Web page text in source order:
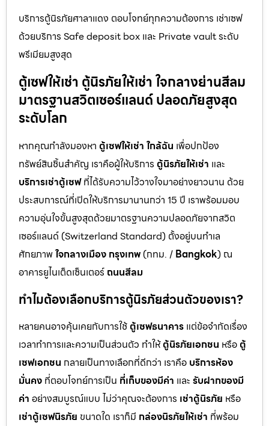
บริการตู้นิรภัยศาลาแดง ตอบโจทย์ทุกความต้องการ เช่าเซฟ
ด้วยบริการ Safe deposit box และ Private vault ระดับ
พรีเมียมสูงสุด
ตู้เซฟให้เช่า ตู้นิรภัยให้เช่า ใจกลางย่านสีลม
มาตรฐานสวิตเซอร์แลนด์ ปลอดภัยสูงสุด
ระดับโลก
หากคุณกำลังมองหา ตู้เซฟให้เช่า ใกล้ฉัน เพื่อปกป้อง
ทรัพย์สินชิ้นสำคัญ เราคือผู้ให้บริการ ตู้นิรภัยให้เช่า และ
บริการเช่าตู้เซฟที่ได้รับความไว้วางใจมาอย่างยาวนาน ด้วย
ประสบการณ์ที่เปิดให้บริการมานานกว่า 15 ปี เราพร้อมมอบ
ความอุ่นใจขั้นสูงสุดด้วยมาตรฐานความปลอดภัยจากสวิต
เซอร์แลนด์ (Switzerland Standard) ตั้งอยู่บนทำเล
ศักยภาพใจกลางเมือง กรุงเทพ(กทม. / Bangkok) ณ
อาคารยูไนเต็ดเซ็นเตอร์ ถนนสีลม
ทำไมต้องเลือกบริการตู้นิรภัยส่วนตัวของเรา?
หลายคนอาจคุ้นเคยกับการใช้ ตู้เซฟธนาคาร แต่ข้อจำกัดเรื่อง
เวลาทำการและความเป็นส่วนตัว ทำให้ตู้นิรภัยเอกชน หรือ ตู้
เซฟเอกชน กลายเป็นทางเลือกที่ดีกว่า เราคือ บริการห้อง
มั่นคง ที่ตอบโจทย์การเป็น ที่เก็บของมีค่า และ รับฝากของมี
ค่า อย่างสมบูรณ์แบบ ไม่ว่าคุณจะต้องการ เช่าตู้นิรภัย หรือ
เช่าตู้เซฟนิรภัย ขนาดใด เราก็มี กล่องนิรภัยให้เช่า ที่พร้อม